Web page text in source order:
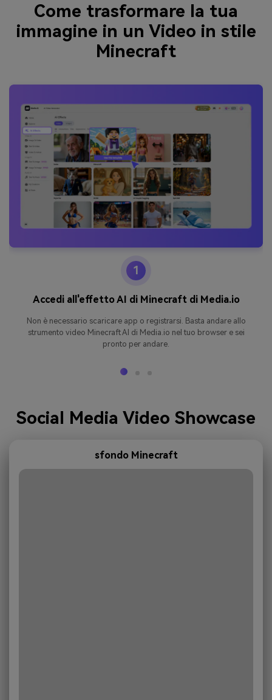
Come trasformare la tua
immagine in un Video in stile
Minecraft
1
Accedi all'effetto AI di Minecraft di Media.io
Non è necessario scaricare app o registrarsi. Basta andare allo
strumento video Minecraft AI di Media.io nel tuo browser e sei
pronto per andare.
Social Media Video Showcase
sfondo Minecraft